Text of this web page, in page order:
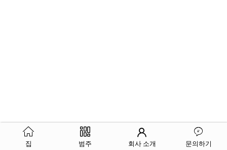
집 범주 회사 소개 문의하기